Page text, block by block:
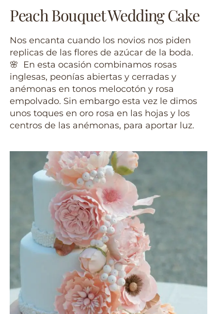
Peach Bouquet Wedding Cake
Nos encanta cuando los novios nos piden
replicas de las flores de azúcar de la boda.
🌸 En esta ocasión combinamos rosas
inglesas, peonías abiertas y cerradas y
anémonas en tonos melocotón y rosa
empolvado. Sin embargo esta vez le dimos
unos toques en oro rosa en las hojas y los
centros de las anémonas, para aportar luz.